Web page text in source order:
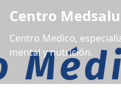
Centro
Centro Medico,
mental y nutrición.